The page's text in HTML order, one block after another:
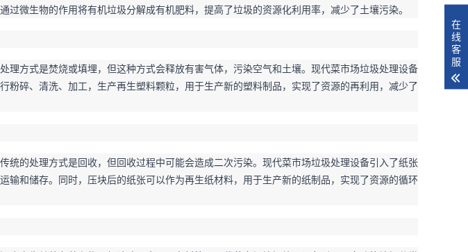
微生物的作用将有机垃圾分解成有机肥料，提高了垃圾的资源化利用率，减少了土壤污染。
理方式是焚烧或填埋，但这种方式会释放有害气体，污染空气和土壤。现代菜市场垃圾处理设备
粉碎、清洗、加工，生产再生塑料颗粒，用于生产新的塑料制品，实现了资源的再利用，减少了
统的处理方式是回收，但回收过程中可能会造成二次污染。现代菜市场垃圾处理设备引入了纸张
输和储存。同时，压块后的纸张可以作为再生纸材料，用于生产新的纸制品，实现了资源的循环
在
线
客
服